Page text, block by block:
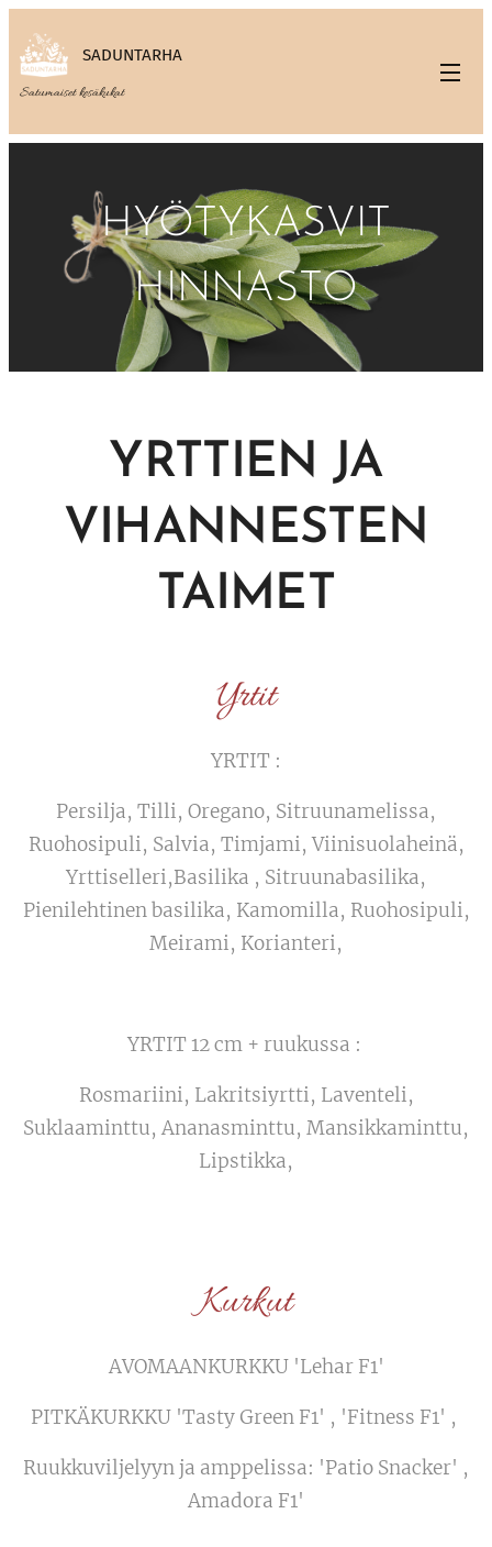
SADUNTARHA
Satumaiset kesäkukat
HYÖTYKASVIT
HINNASTO
YRTTIEN JA
VIHANNESTEN
TAIMET
Yrtit
YRTIT :
Persilja, Tilli, Oregano, Sitruunamelissa,
Ruohosipuli, Salvia, Timjami, Viinisuolaheinä,
Yrttiselleri,Basilika , Sitruunabasilika,
Pienilehtinen basilika, Kamomilla, Ruohosipuli,
Meirami, Korianteri,
YRTIT 12 cm + ruukussa :
Rosmariini, Lakritsiyrtti, Laventeli,
Suklaaminttu, Ananasminttu, Mansikkaminttu,
Lipstikka,
Kurkut
AVOMAANKURKKU 'Lehar F1'
PITKÄKURKKU 'Tasty Green F1' , 'Fitness F1' ,
Ruukkuviljelyyn ja amppelissa: 'Patio Snacker' ,
Amadora F1'